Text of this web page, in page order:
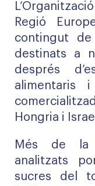
Regió
contingut
destinats a
després
alimentaris
Hongria i
Més de la
analitzats
sucres del